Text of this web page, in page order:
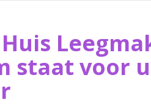
staat voor u